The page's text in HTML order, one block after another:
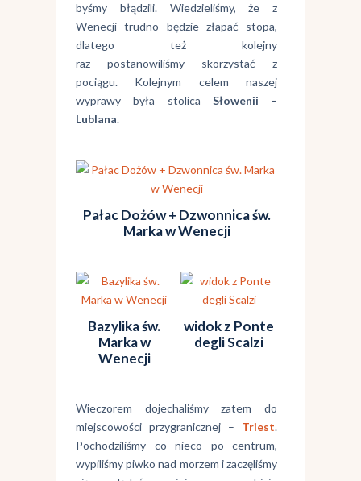
byśmy błądzili. Wiedzieliśmy, że z
Wenecji trudno będzie złapać stopa,
dlatego też kolejny
raz postanowiliśmy skorzystać z
pociągu. Kolejnym celem naszej
wyprawy była stolica Słowenii –
Lublana.
Pałac Dożów + Dzwonnica św.
Marka w Wenecji
Bazylika św.
Marka w
Wenecji
widok z Ponte
degli Scalzi
Wieczorem dojechaliśmy zatem do
miejscowości przygranicznej – Triest.
Pochodziliśmy co nieco po centrum,
wypiliśmy piwko nad morzem i zaczęliśmy